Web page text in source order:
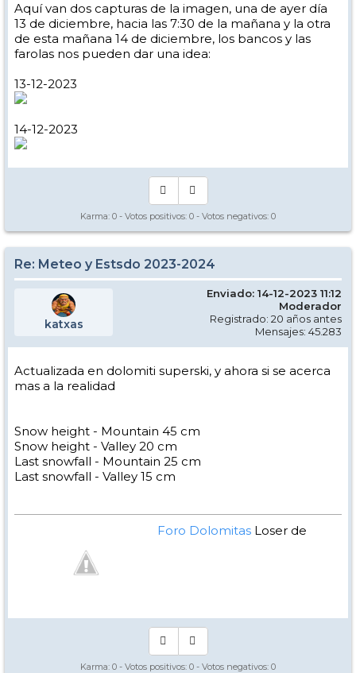
Aquí van dos capturas de la imagen, una de ayer día
13 de diciembre, hacia las 7:30 de la mañana y la otra
de esta mañana 14 de diciembre, los bancos y las
farolas nos pueden dar una idea:
13-12-2023
14-12-2023
Karma: 0 - Votos positivos: 0 - Votos negativos: 0
Re: Meteo y Estsdo 2023-2024
katxas
Enviado: 14-12-2023 11:12
Moderador
Registrado: 20 años antes
Mensajes: 45.283
Actualizada en dolomiti superski, y ahora si se acerca
mas a la realidad
Snow height - Mountain 45 cm
Snow height - Valley 20 cm
Last snowfall - Mountain 25 cm
Last snowfall - Valley 15 cm
Foro DolomitasLoser de
Karma: 0 - Votos positivos: 0 - Votos negativos: 0